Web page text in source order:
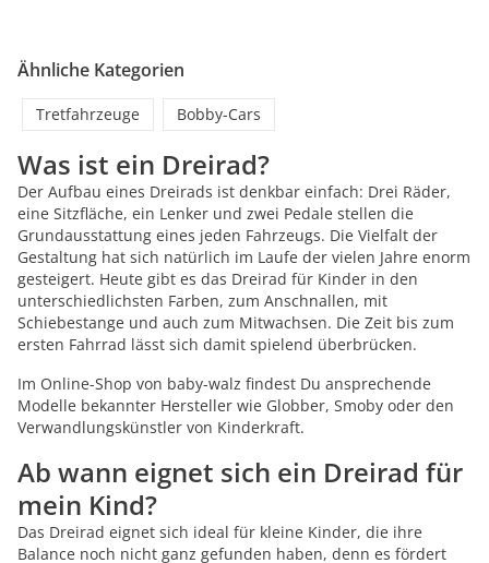
Ähnliche Kategorien
Tretfahrzeuge Bobby-Cars
Was ist ein Dreirad?
Der Aufbau eines Dreirads ist denkbar einfach: Drei Räder,
eine Sitzfläche, ein Lenker und zwei Pedale stellen die
Grundausstattung eines jeden Fahrzeugs. Die Vielfalt der
Gestaltung hat sich natürlich im Laufe der vielen Jahre enorm
gesteigert. Heute gibt es das Dreirad für Kinder in den
unterschiedlichsten Farben, zum Anschnallen, mit
Schiebestange und auch zum Mitwachsen. Die Zeit bis zum
ersten Fahrrad lässt sich damit spielend überbrücken.
Im Online-Shop von baby-walz findest Du ansprechende
Modelle bekannter Hersteller wie Globber, Smoby oder den
Verwandlungskünstler von Kinderkraft.
Ab wann eignet sich ein Dreirad für
mein Kind?
Das Dreirad eignet sich ideal für kleine Kinder, die ihre
Balance noch nicht ganz gefunden haben, denn es fördert